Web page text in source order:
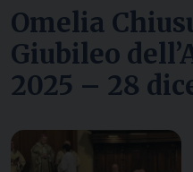
Omelia
Giubileo
2025 – 28